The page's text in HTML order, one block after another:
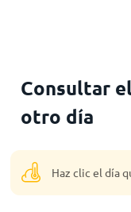
Consultar
otro día
Haz clic el día